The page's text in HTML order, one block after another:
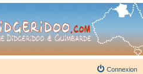
- retrouvez la communauté.
Connexion